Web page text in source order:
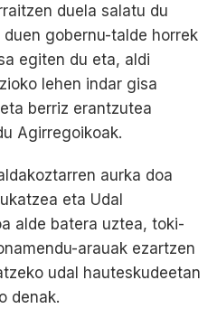
duela salatu du
duen gobernu-talde horrek
egiten du eta, aldi
lehen indar gisa
berriz erantzutea
Agirregoikoak.
aurka doa
eta Udal
alde batera uztea, toki-
arauak ezartzen
udal hauteskudeetan
denak.